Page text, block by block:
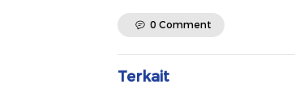
0 Comment
Terkait